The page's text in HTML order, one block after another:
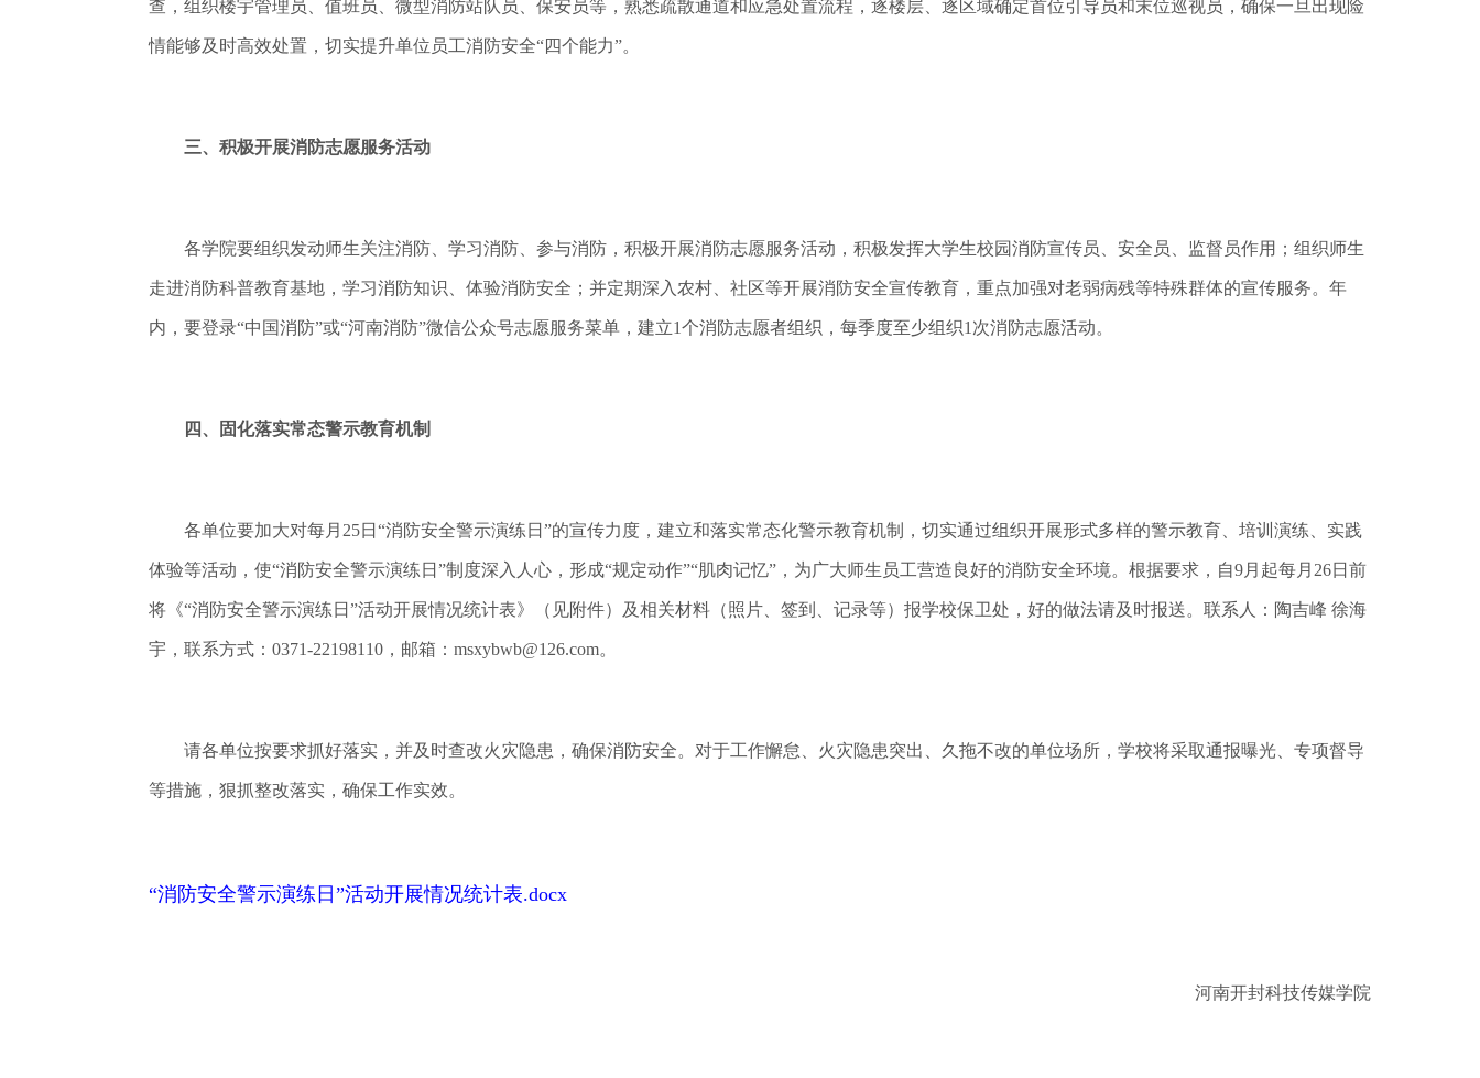
查，组织楼宇管理员、值班员、微型消防站队员、保安员等，熟悉疏散通道和应急处置流程，逐楼层、逐区域确定首位引导员和末位巡视员，确保一旦出现险
情能够及时高效处置，切实提升单位员工消防安全“四个能力”。
三、积极开展消防志愿服务活动
各学院要组织发动师生关注消防、学习消防、参与消防，积极开展消防志愿服务活动，积极发挥大学生校园消防宣传员、安全员、监督员作用；组织师生
走进消防科普教育基地，学习消防知识、体验消防安全；并定期深入农村、社区等开展消防安全宣传教育，重点加强对老弱病残等特殊群体的宣传服务。年
内，要登录“中国消防”或“河南消防”微信公众号志愿服务菜单，建立1个消防志愿者组织，每季度至少组织1次消防志愿活动。
四、固化落实常态警示教育机制
各单位要加大对每月25日“消防安全警示演练日”的宣传力度，建立和落实常态化警示教育机制，切实通过组织开展形式多样的警示教育、培训演练、实践
体验等活动，使“消防安全警示演练日”制度深入人心，形成“规定动作”“肌肉记忆”，为广大师生员工营造良好的消防安全环境。根据要求，自9月起每月26日前
将《“消防安全警示演练日”活动开展情况统计表》（见附件）及相关材料（照片、签到、记录等）报学校保卫处，好的做法请及时报送。联系人：陶吉峰 徐海
宇，联系方式：0371-22198110，邮箱：msxybwb@126.com。
请各单位按要求抓好落实，并及时查改火灾隐患，确保消防安全。对于工作懈怠、火灾隐患突出、久拖不改的单位场所，学校将采取通报曝光、专项督导
等措施，狠抓整改落实，确保工作实效。
“消防安全警示演练日”活动开展情况统计表.docx
河南开封科技传媒学院